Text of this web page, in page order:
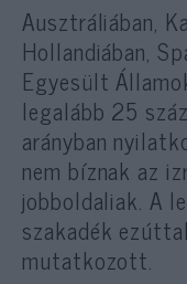
Ausztráliában,
Hollandiában,
Egyesült
legalább 25
arányban
nem bíznak az
jobboldaliak. A
szakadék
mutatkozott.